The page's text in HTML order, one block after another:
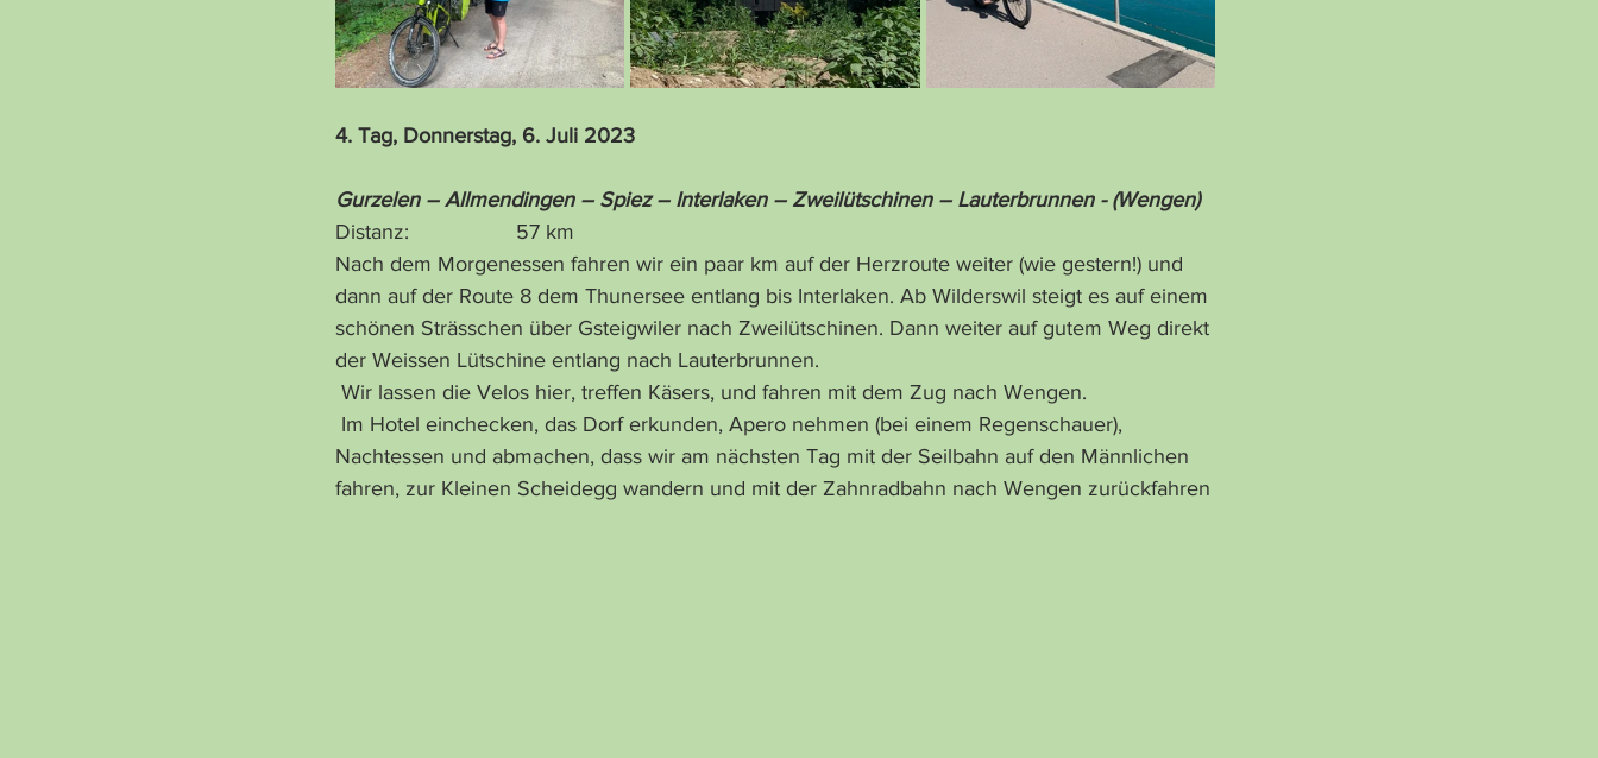
4. Tag, Donnerstag, 6. Juli 2023
Gurzelen – Allmendingen – Spiez – Interlaken – Zweilütschinen – Lauterbrunnen - (Wengen)
Distanz:                  57 km
Nach dem Morgenessen fahren wir ein paar km auf der Herzroute weiter (wie gestern!) und
dann auf der Route 8 dem Thunersee entlang bis Interlaken. Ab Wilderswil steigt es auf einem
schönen Strässchen über Gsteigwiler nach Zweilütschinen. Dann weiter auf gutem Weg direkt
der Weissen Lütschine entlang nach Lauterbrunnen.
Wir lassen die Velos hier, treffen Käsers, und fahren mit dem Zug nach Wengen.
Nachtessen und abmachen, dass wir am nächsten Tag mit der Seilbahn auf den Männlichen
fahren, zur Kleinen Scheidegg wandern und mit der Zahnradbahn nach Wengen zurückfahren